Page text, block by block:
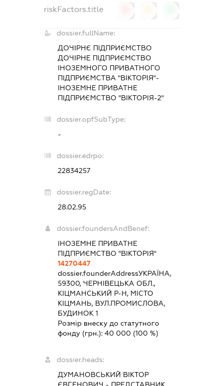
riskFactors.title
dossier.fullName:
ДОЧІРНЄ ПІДПРИЄМСТВО
ДОЧІРНЕ ПІДПРИЄМСТВО
ІНОЗЕМНОГО ПРИВАТНОГО
ПІДПРИЄМСТВА "ВІКТОРІЯ"-
ІНОЗЕМНЕ ПРИВАТНЕ
ПІДПРИЄМСТВО "ВІКТОРІЯ-2"
dossier.opfSubType:
-
dossier.edrpo:
22834257
dossier.regDate:
28.02.95
dossier.foundersAndBenef:
ІНОЗЕМНЕ ПРИВАТНЕ
ПІДПРИЄМСТВО "ВІКТОРІЯ"
14270447
dossier.founderAddressУКРАЇНА,
59300, ЧЕРНІВЕЦЬКА ОБЛ.,
КІЦМАНСЬКИЙ Р-Н, МІСТО
КІЦМАНЬ, ВУЛ.ПРОМИСЛОВА,
БУДИНОК 1
Розмір внеску до статутного
фонду (грн.):40 000 (100 %)
dossier.heads:
ДУМАНОВСЬКИЙ ВІКТОР